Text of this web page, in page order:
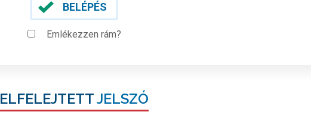
BELÉPÉS
Emlékezzen rám?
ELFELEJTETTJELSZÓ